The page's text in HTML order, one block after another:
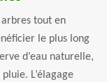
arbres tout en
le plus long
d’eau naturelle,
L’élagage